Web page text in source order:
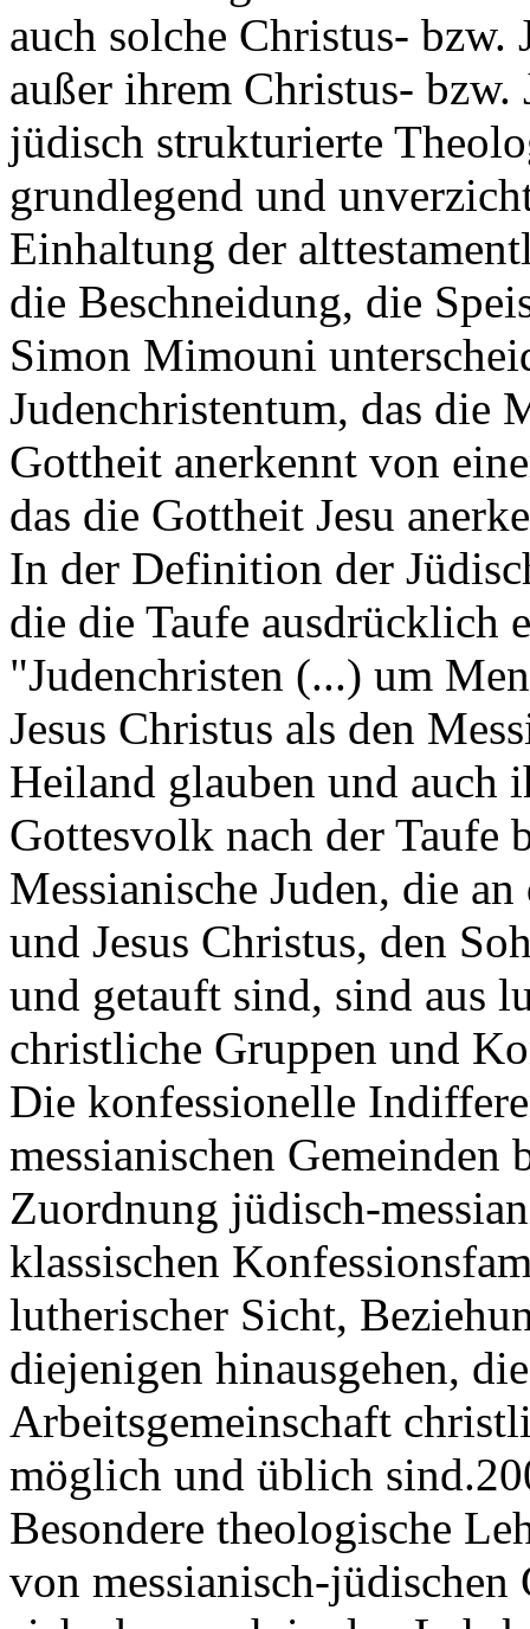
auch solche Christus- bzw.
außer ihrem Christus- bzw.
jüdisch strukturierte
grundlegend und
Einhaltung der
die Beschneidung, die
Simon Mimouni
Judenchristentum, das die
Gottheit anerkennt von
das die Gottheit Jesu
In der Definition der
die die Taufe ausdrücklich
"Judenchristen (...) um
Jesus Christus als den
Heiland glauben und auch
Gottesvolk nach der Taufe
Messianische Juden, die
und Jesus Christus, den
und getauft sind, sind aus
christliche Gruppen und
Die konfessionelle
messianischen
Zuordnung jüdisch-
klassischen
lutherischer Sicht,
diejenigen hinausgehen,
Arbeitsgemeinschaft
möglich und üblich
Besondere theologische
von messianisch-jüdischen